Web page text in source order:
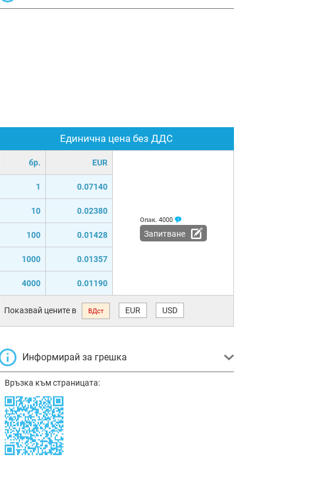
Единична цена без ДДС
бр. EUR
1 0.07140
10 0.02380
100 0.01428
1000 0.01357
4000 0.01190
Опак. 4000
Запитване
Показвай цените в ВДст EUR USD
Информирай за грешка
Връзка към страницата: